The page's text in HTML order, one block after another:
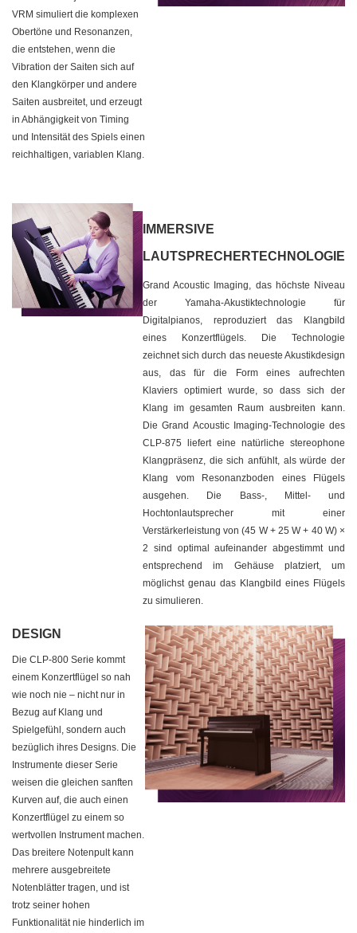
VRM simuliert die komplexen
Obertöne und Resonanzen,
die entstehen, wenn die
Vibration der Saiten sich auf
den Klangkörper und andere
Saiten ausbreitet, und erzeugt
in Abhängigkeit von Timing
und Intensität des Spiels einen
reichhaltigen, variablen Klang.
IMMERSIVE
LAUTSPRECHERTECHNOLOGIE
Grand Acoustic Imaging, das höchste Niveau
der Yamaha-Akustiktechnologie für
Digitalpianos, reproduziert das Klangbild
eines Konzertflügels. Die Technologie
zeichnet sich durch das neueste Akustikdesign
aus, das für die Form eines aufrechten
Klaviers optimiert wurde, so dass sich der
Klang im gesamten Raum ausbreiten kann.
Die Grand Acoustic Imaging-Technologie des
CLP-875 liefert eine natürliche stereophone
Klangpräsenz, die sich anfühlt, als würde der
Klang vom Resonanzboden eines Flügels
ausgehen. Die Bass-, Mittel- und
Hochtonlautsprecher mit einer
Verstärkerleistung von (45 W + 25 W + 40 W) ×
2 sind optimal aufeinander abgestimmt und
entsprechend im Gehäuse platziert, um
möglichst genau das Klangbild eines Flügels
zu simulieren.
DESIGN
Die CLP-800 Serie kommt
einem Konzertflügel so nah
wie noch nie – nicht nur in
Bezug auf Klang und
Spielgefühl, sondern auch
bezüglich ihres Designs. Die
Instrumente dieser Serie
weisen die gleichen sanften
Kurven auf, die auch einen
Konzertflügel zu einem so
wertvollen Instrument machen.
Das breitere Notenpult kann
mehrere ausgebreitete
Notenblätter tragen, und ist
trotz seiner hohen
Funktionalität nie hinderlich im